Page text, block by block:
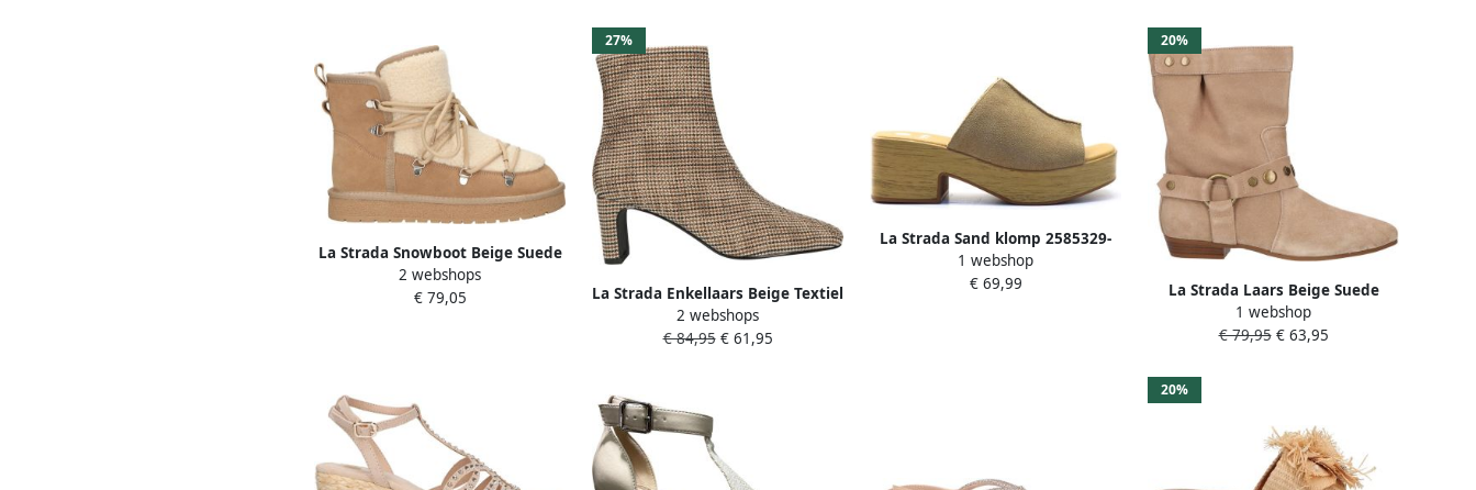
La Strada Snowboot Beige Suede
Damesschoenen
2 webshops
€ 79,05
27%
La Strada Enkellaars Beige Textiel
Damesschoenen
2 webshops
€ 84,95€ 61,95
La Strada Sand klomp 2585329-
0222 Beige
1 webshop
€ 69,99
20%
La Strada Laars Beige Suede
Damesschoenen
1 webshop
€ 79,95€ 63,95
20%